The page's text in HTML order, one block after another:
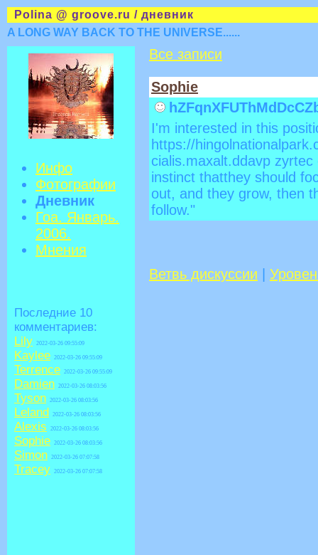
Polina @ groove.ru / дневник
A LONG WAY BACK TO THE UNIVERSE......
Инфо
Фотографии
Дневник
Гоа. Январь.
2006.
Мнения
Последние 10
комментариев:
Lily 2022-03-26 09:55:09
Kaylee 2022-03-26 09:55:09
Terrence 2022-03-26 09:55:09
Damien 2022-03-26 08:03:56
Tyson 2022-03-26 08:03:56
Leland 2022-03-26 08:03:56
Alexis 2022-03-26 08:03:56
Sophie 2022-03-26 08:03:56
Simon 2022-03-26 07:07:58
Tracey 2022-03-26 07:07:58
Все записи
Sophie
I'm interested in this
https://
cialis.maxalt.ddavp
instinct thatthey should
out, and they grow, then
follow."
Ветвь дискуссии